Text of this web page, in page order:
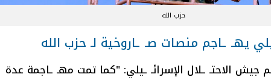
حزب الله
يهـ ـاجم منصات صـ ـاروخية لـ حزب الله
الاحتـ ـلال الإسرائـ ـيلي: "كما تمت مهـ ـاجمة عدة